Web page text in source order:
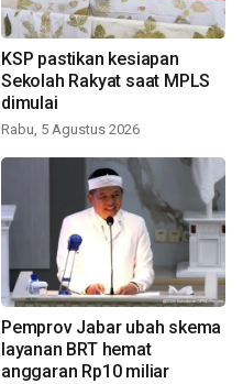
KSP pastikan kesiapan
Sekolah Rakyat saat MPLS
dimulai
Rabu, 5 Agustus 2026
Pemprov Jabar ubah skema
layanan BRT hemat
anggaran Rp10 miliar